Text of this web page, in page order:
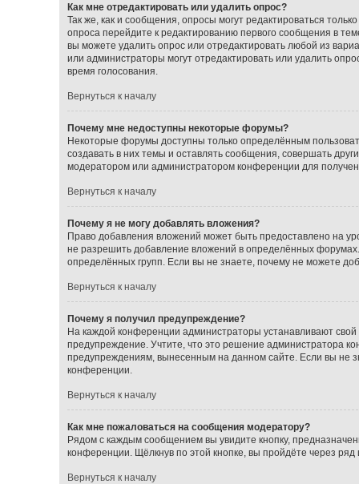
Как мне отредактировать или удалить опрос?
Так же, как и сообщения, опросы могут редактироваться
опроса перейдите к редактированию первого сообщения в
вы можете удалить опрос или отредактировать любой из
или администраторы могут отредактировать или удалить
время голосования.
Вернуться к началу
Почему мне недоступны некоторые форумы?
Некоторые форумы доступны только определённым
создавать в них темы и оставлять сообщения, совершать
модератором или администратором конференции для
Вернуться к началу
Почему я не могу добавлять вложения?
Право добавления вложений может быть предоставлено на
не разрешить добавление вложений в определённых
определённых групп. Если вы не знаете, почему не можете
Вернуться к началу
Почему я получил предупреждение?
На каждой конференции администраторы устанавливают
предупреждение. Учтите, что это решение администратора
предупреждениям, вынесенным на данном сайте. Если вы не
конференции.
Вернуться к началу
Как мне пожаловаться на сообщения модератору?
Рядом с каждым сообщением вы увидите кнопку,
конференции. Щёлкнув по этой кнопке, вы пройдёте через
Вернуться к началу